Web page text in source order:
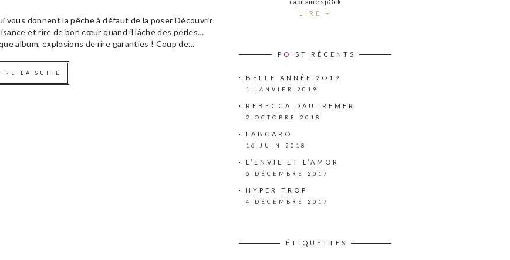
vous donnent la pêche à défaut de la poser Découvrir
et rire de bon cœur quand il lâche des perles…
album, explosions de rire garanties ! Coup de…
LA SUITE
LIRE +
P O' ST RÉCENTS
BELLE ANNÉE 2O19
1 JANVIER 2019
REBECCA DAUTREMER
2 OCTOBRE 2018
FABCARO
16 JUIN 2018
L’ENVIE ET L’AMOR
6 DÉCEMBRE 2017
HYPER TROP
4 DÉCEMBRE 2017
ÉTIQUETTES